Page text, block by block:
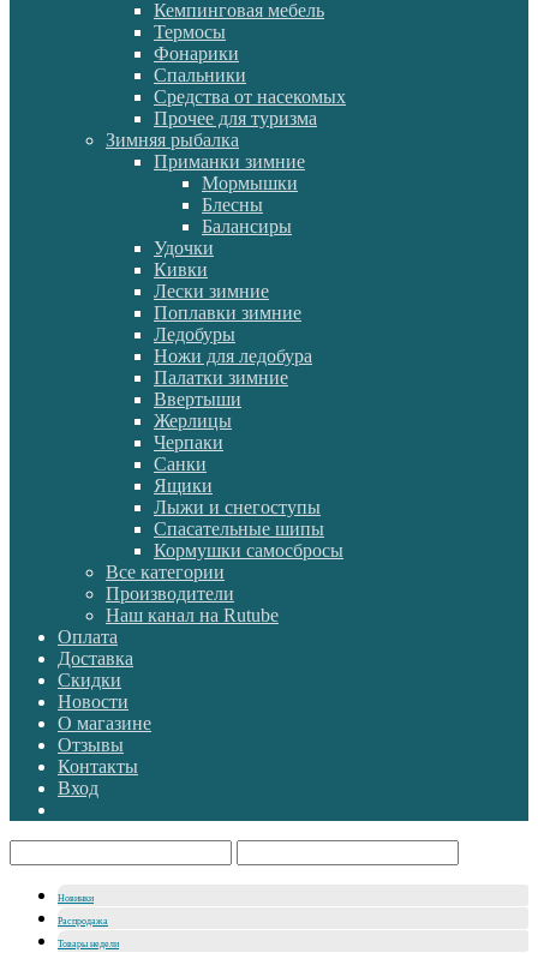
Кемпинговая мебель
Термосы
Фонарики
Спальники
Средства от насекомых
Прочее для туризма
Зимняя рыбалка
Приманки зимние
Мормышки
Блесны
Балансиры
Удочки
Кивки
Лески зимние
Поплавки зимние
Ледобуры
Ножи для ледобура
Палатки зимние
Ввертыши
Жерлицы
Черпаки
Санки
Ящики
Лыжи и снегоступы
Спасательные шипы
Кормушки самосбросы
Все категории
Производители
Наш канал на Rutube
Оплата
Доставка
Скидки
Новости
О магазине
Отзывы
Контакты
Вход
Новинки
Распродажа
Товары недели